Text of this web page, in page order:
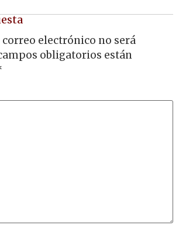
electrónico no será
obligatorios están